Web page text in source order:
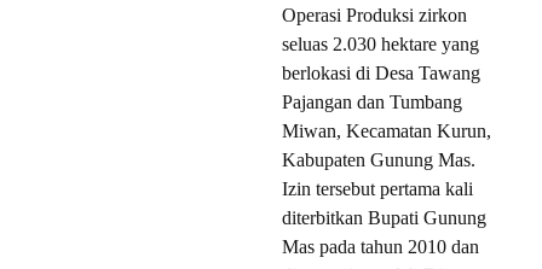
Operasi Produksi zirkon
seluas 2.030 hektare yang
berlokasi di Desa Tawang
Pajangan dan Tumbang
Miwan, Kecamatan Kurun,
Kabupaten Gunung Mas.
Izin tersebut pertama kali
diterbitkan Bupati Gunung
Mas pada tahun 2010 dan